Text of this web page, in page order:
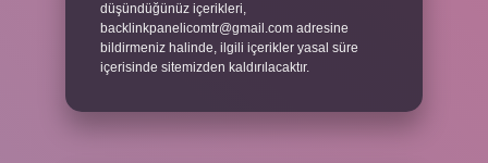
düşündüğünüz içerikleri,
backlinkpanelicomtr@gmail.com adresine
bildirmeniz halinde, ilgili içerikler yasal süre
içerisinde sitemizden kaldırılacaktır.